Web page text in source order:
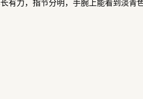
有力，指节分明，手腕上能看到淡青色